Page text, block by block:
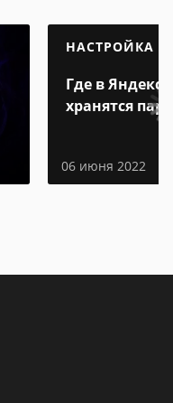
НАСТРОЙКА
Где в Яндекс
хранятся
06 июня 2022